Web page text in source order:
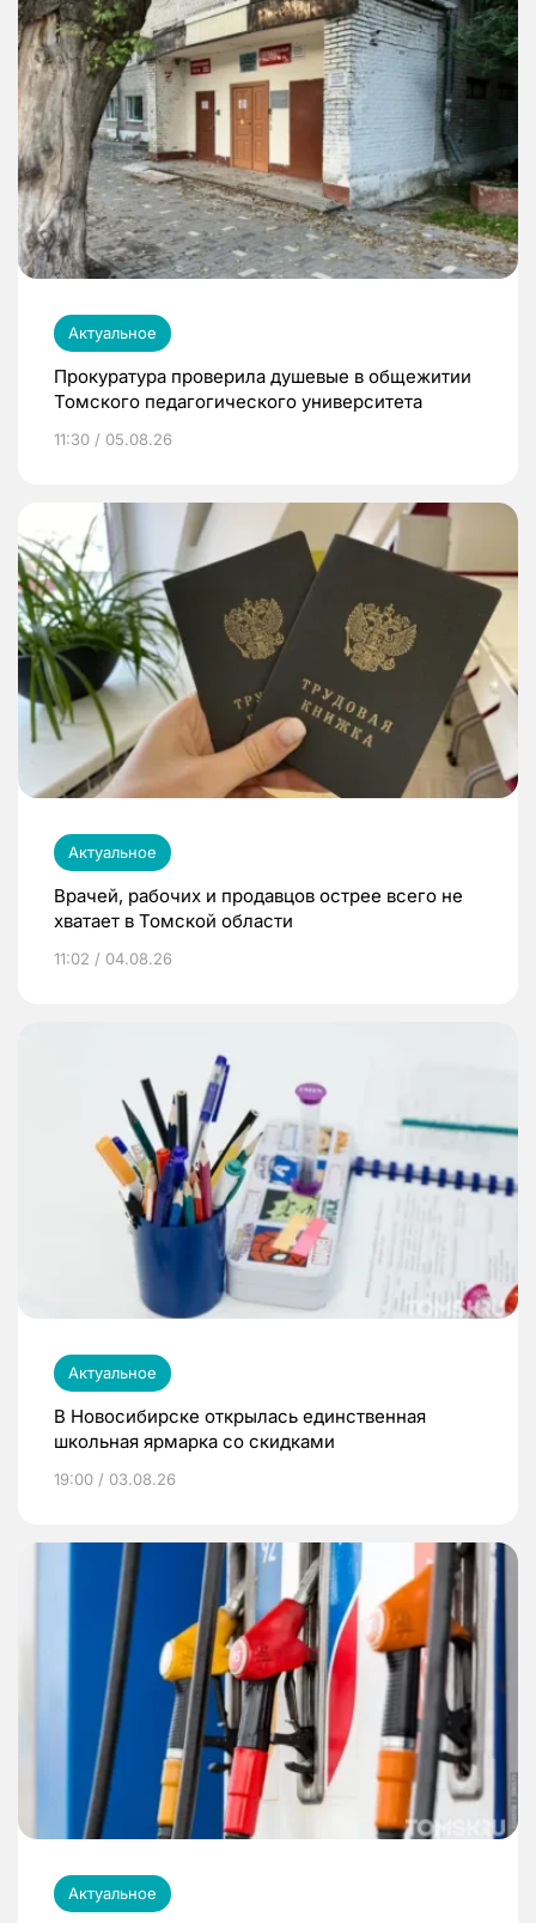
Актуальное
Прокуратура проверила душевые в общежитии
Томского педагогического университета
11:30 / 05.08.26
Актуальное
Врачей, рабочих и продавцов острее всего не
хватает в Томской области
11:02 / 04.08.26
Актуальное
В Новосибирске открылась единственная
школьная ярмарка со скидками
19:00 / 03.08.26
Актуальное